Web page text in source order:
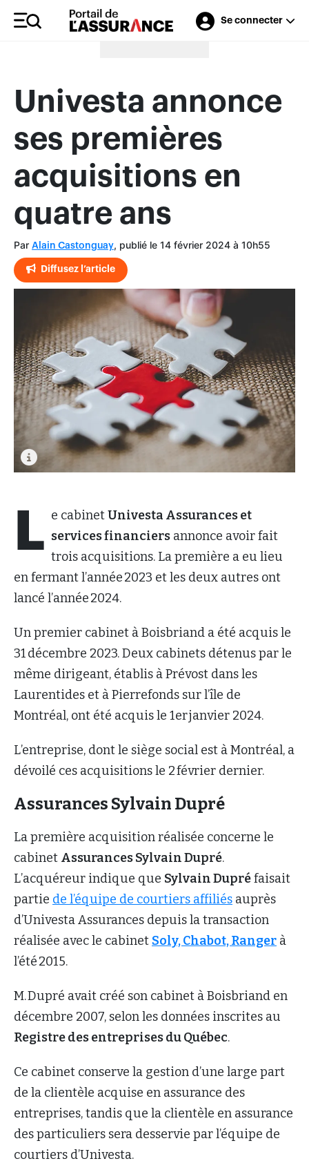
Se connecter
Merci à nos annonceurs
Univesta annonce
ses premières
acquisitions en
quatre ans
Par Alain Castonguay, publié le 14 février 2024 à 10h55
Diffusez l’article
L e cabinetUnivesta Assurances et
services financiers annonce avoir fait
trois acquisitions. La première a eu lieu
en fermant l’année 2023 et les deux autres ont
lancé l’année 2024.
Un premier cabinet à Boisbriand a été acquis le
31 décembre 2023. Deux cabinets détenus par le
même dirigeant, établis à Prévost dans les
Laurentides et à Pierrefonds sur l’île de
Montréal, ont été acquis le 1er janvier 2024.
L’entreprise, dont le siège social est à Montréal, a
dévoilé ces acquisitions le 2 février dernier.
Assurances Sylvain Dupré
La première acquisition réalisée concerne le
cabinet Assurances Sylvain Dupré.
L’acquéreur indique que Sylvain Dupréfaisait
partie de l’équipe de courtiers affiliés auprès
d’Univesta Assurances depuis la transaction
réalisée avec le cabinet Soly, Chabot, Ranger à
l’été 2015.
M. Dupré avait créé son cabinet à Boisbriand en
décembre 2007, selon les données inscrites au
Registre des entreprises du Québec.
Ce cabinet conserve la gestion d’une large part
de la clientèle acquise en assurance des
entreprises, tandis que la clientèle en assurance
des particuliers sera desservie par l’équipe de
courtiers d’Univesta.